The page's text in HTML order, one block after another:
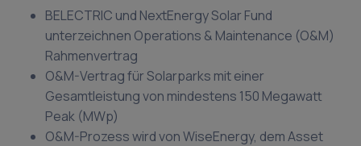
BELECTRIC und NextEnergy Solar Fund
unterzeichnen Operations & Maintenance (O&M)
Rahmenvertrag
O&M-Vertrag für Solarparks mit einer
Gesamtleistung von mindestens 150 Megawatt
Peak (MWp)
O&M-Prozess wird von WiseEnergy, dem Asset